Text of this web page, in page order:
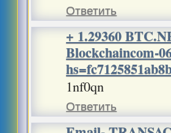
Ответить
+ 1.29360
Blockchaincom-
1nf0qn
Ответить